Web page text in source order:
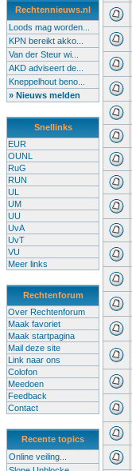
Rechtennieuws.nl
Loods mag worden...
KPN bereikt akko...
Van der Steur wi...
AKD adviseert de...
Kneppelhout beno...
» Nieuws melden
Snellinks
EUR
OUNL
RuG
RUN
UL
UM
UU
UvA
UvT
VU
Meer links
Rechtenforum
Over Rechtenforum
Maak favoriet
Maak startpagina
Mail deze site
Link naar ons
Colofon
Meedoen
Feedback
Contact
Recente topics
Online veiling...